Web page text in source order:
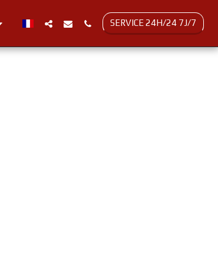
SERVICE 24H/24 7J/7